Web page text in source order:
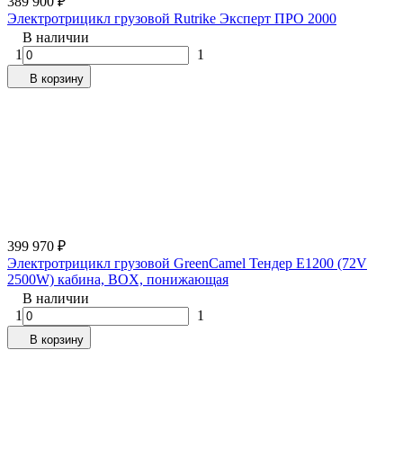
Электротрицикл грузовой Rutrike Эксперт ПРО 2000
В наличии
1
1
В корзину
399 970 ₽
Электротрицикл грузовой GreenCamel Тендер E1200 (72V
2500W) кабина, BOX, понижающая
В наличии
1
1
В корзину